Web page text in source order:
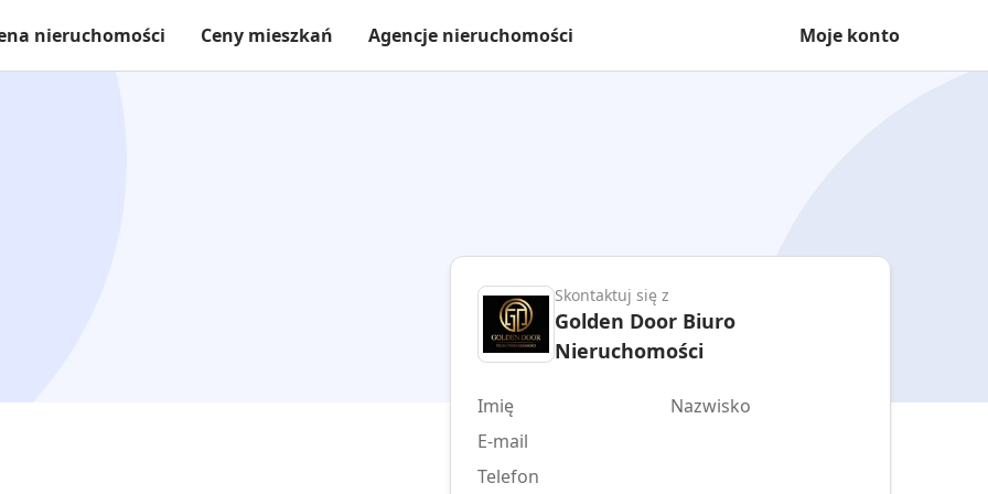
nieruchomości Ceny mieszkań Agencje nieruchomości Moje konto
Skontaktuj się z
Golden Door Biuro
Nieruchomości